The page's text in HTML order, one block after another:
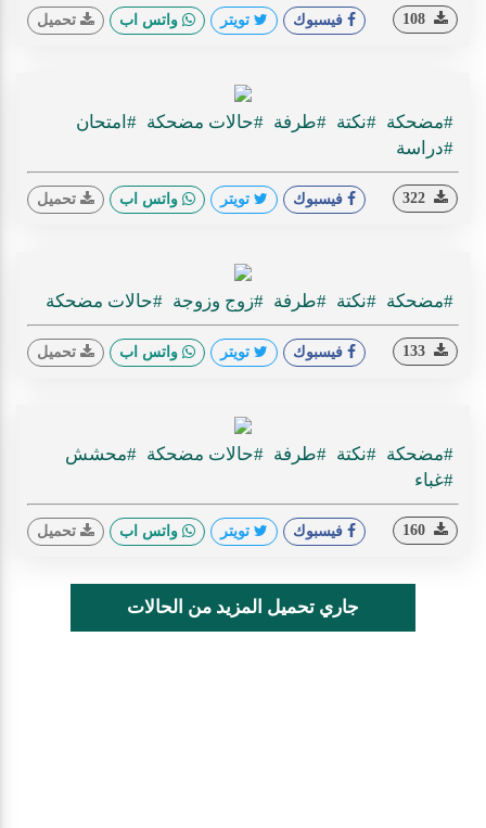
فيسبوك تويتر واتس اب تحميل
#مضحكة #نكتة #طرفة #حالات مضحكة #امتحان
#دراسة
فيسبوك تويتر واتس اب تحميل
#مضحكة #نكتة #طرفة #زوج وزوجة #حالات مضحكة
فيسبوك تويتر واتس اب تحميل
#مضحكة #نكتة #طرفة #حالات مضحكة #محشش
#غباء
فيسبوك تويتر واتس اب تحميل
جاري تحميل المزيد من الحالات